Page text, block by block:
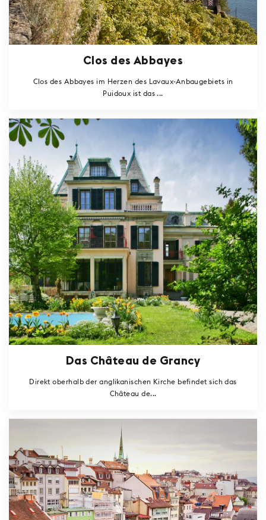
Clos des Abbayes
Clos des Abbayes im Herzen des Lavaux-Anbaugebiets in
Puidoux ist das ...
Das Château de Grancy
Direkt oberhalb der anglikanischen Kirche befindet sich das
Château de...